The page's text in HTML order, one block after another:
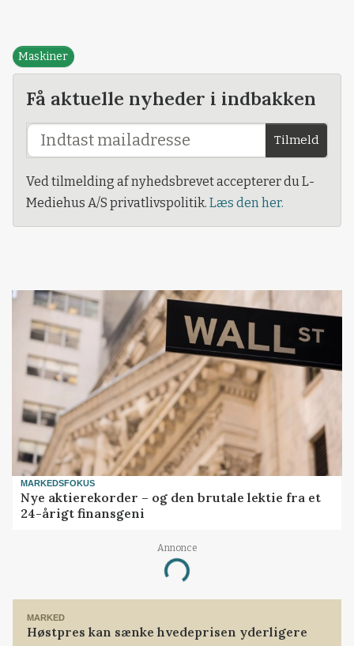
Maskiner
Få aktuelle nyheder i indbakken
Tilmeld
Ved tilmelding af nyhedsbrevet accepterer du L-
Mediehus A/S privatlivspolitik. Læs den her.
MARKEDSFOKUS
Nye aktierekorder – og den brutale lektie fra et
24-årigt finansgeni
Annonce
Loading...
MARKED
Høstpres kan sænke hvedeprisen yderligere